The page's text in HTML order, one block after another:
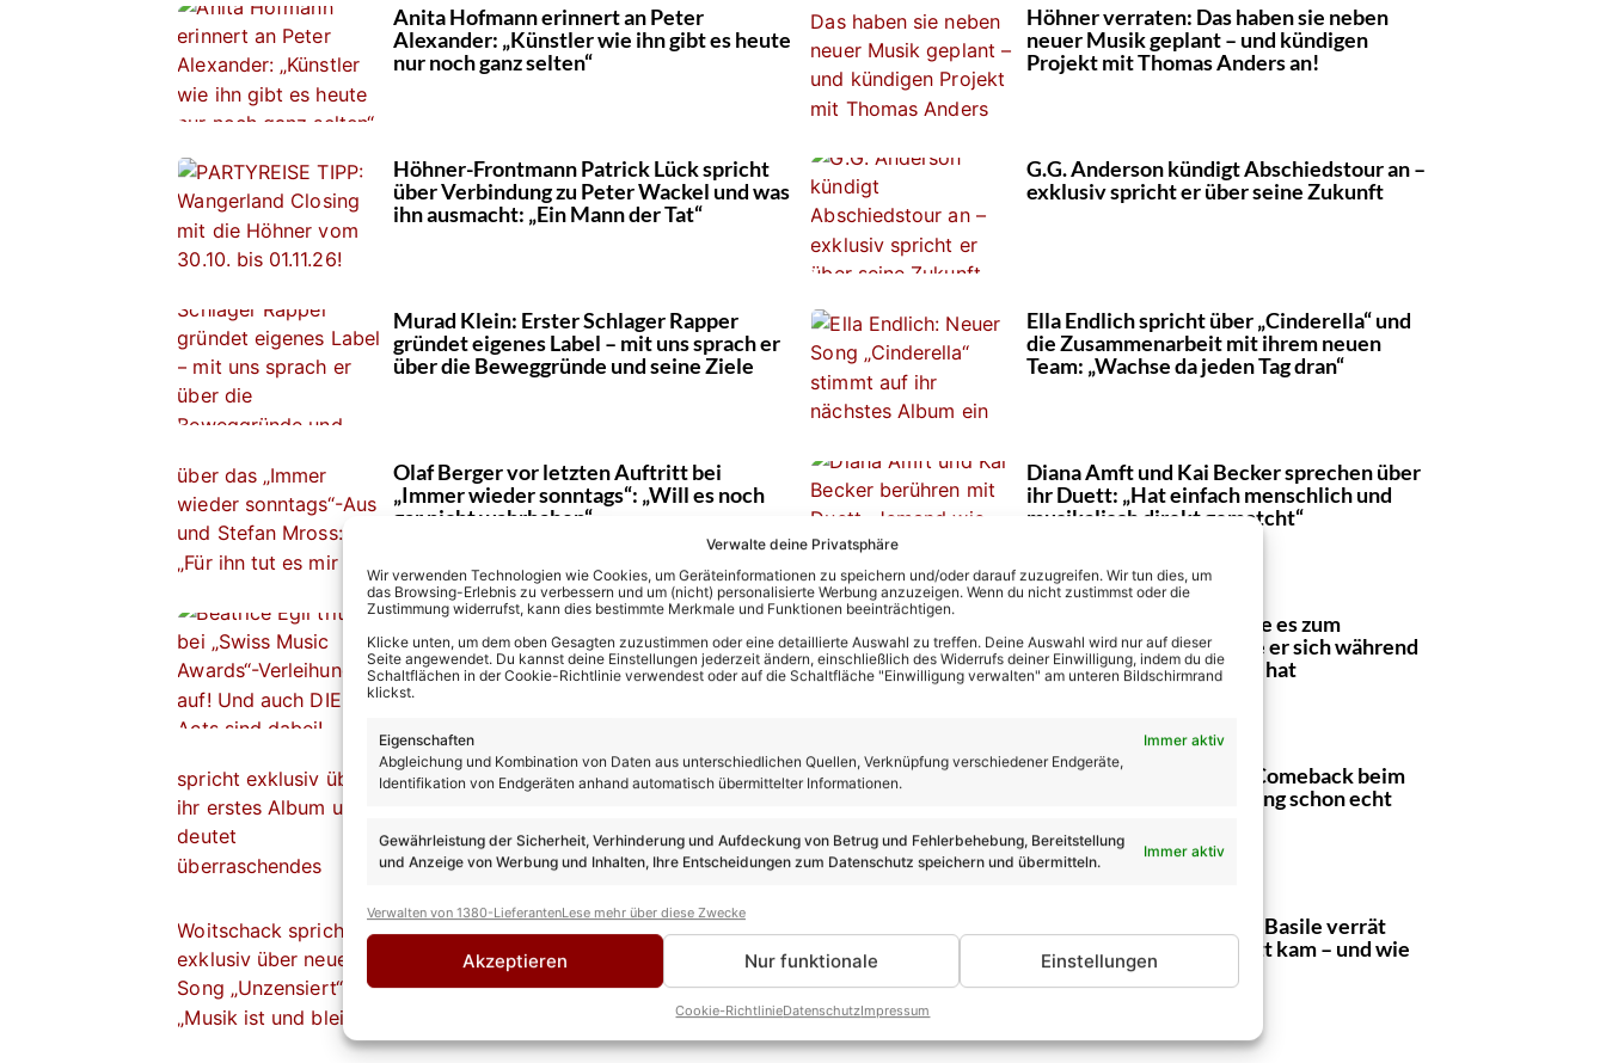
Verwalte deine Privatsphäre
Wir verwenden Technologien wie Cookies, um Geräteinformationen zu speichern und/oder darauf zuzugreifen. Wir tun dies, um
das Browsing-Erlebnis zu verbessern und um (nicht) personalisierte Werbung anzuzeigen. Wenn du nicht zustimmst oder die
Zustimmung widerrufst, kann dies bestimmte Merkmale und Funktionen beeinträchtigen.
Klicke unten, um dem oben Gesagten zuzustimmen oder eine detaillierte Auswahl zu treffen. Deine Auswahl wird nur auf dieser
Seite angewendet. Du kannst deine Einstellungen jederzeit ändern, einschließlich des Widerrufs deiner Einwilligung, indem du die
Schaltflächen in der Cookie-Richtlinie verwendest oder auf die Schaltfläche "Einwilligung verwalten" am unteren Bildschirmrand
klickst.
Eigenschaften
Immer aktiv
Abgleichung und Kombination von Daten aus unterschiedlichen Quellen, Verknüpfung verschiedener Endgeräte,
Identifikation von Endgeräten anhand automatisch übermittelter Informationen.
Gewährleistung der Sicherheit, Verhinderung und Aufdeckung von Betrug und Fehlerbehebung, Bereitstellung
und Anzeige von Werbung und Inhalten, Ihre Entscheidungen zum Datenschutz speichern und übermitteln.
Immer aktiv
Verwalten von 1380-LieferantenLese mehr über diese Zwecke
Akzeptieren Nur funktionale Einstellungen
Cookie-RichtlinieDatenschutzImpressum
Anita Hofmann erinnert an Peter
Alexander: „Künstler wie ihn gibt es heute
nur noch ganz selten“
Höhner verraten: Das haben sie neben
neuer Musik geplant – und kündigen
Projekt mit Thomas Anders an!
Höhner-Frontmann Patrick Lück spricht
über Verbindung zu Peter Wackel und was
ihn ausmacht: „Ein Mann der Tat“
G.G. Anderson kündigt Abschiedstour an –
exklusiv spricht er über seine Zukunft
Murad Klein: Erster Schlager Rapper
gründet eigenes Label – mit uns sprach er
über die Beweggründe und seine Ziele
Ella Endlich spricht über „Cinderella“ und
die Zusammenarbeit mit ihrem neuen
Team: „Wachse da jeden Tag dran“
Olaf Berger vor letzten Auftritt bei
„Immer wieder sonntags“: „Will es noch
gar nicht wahrhaben“
Diana Amft und Kai Becker sprechen über
ihr Duett: „Hat einfach menschlich und
musikalisch direkt gematcht“
Beatrice Egli spricht über bevorstehende
Tour & ihre Entwicklung der vergangenen
13 Jahre: „Ein schöner Weg, aber mit
mutigen Schritten“
Mark Medlock verrät, wie es zum
Comeback kam – und wie er sich während
seiner Auszeit verändert hat
Mountain Crew spricht exklusiv über ihr
erstes Album und deutet überraschendes
Mark Medlock über TV-Comeback beim
„Schlagerbooom“: „Mir ging schon echt
Anna-Carina Woitschack meldet sich mit
„Unzensiert“ zurück – wir sprachen
exklusiv mit ihr
Andreas Gabalier: Pietro Basile verrät
exklusiv wie es zum Duett kam – und wie
die Zusammenarbeit war